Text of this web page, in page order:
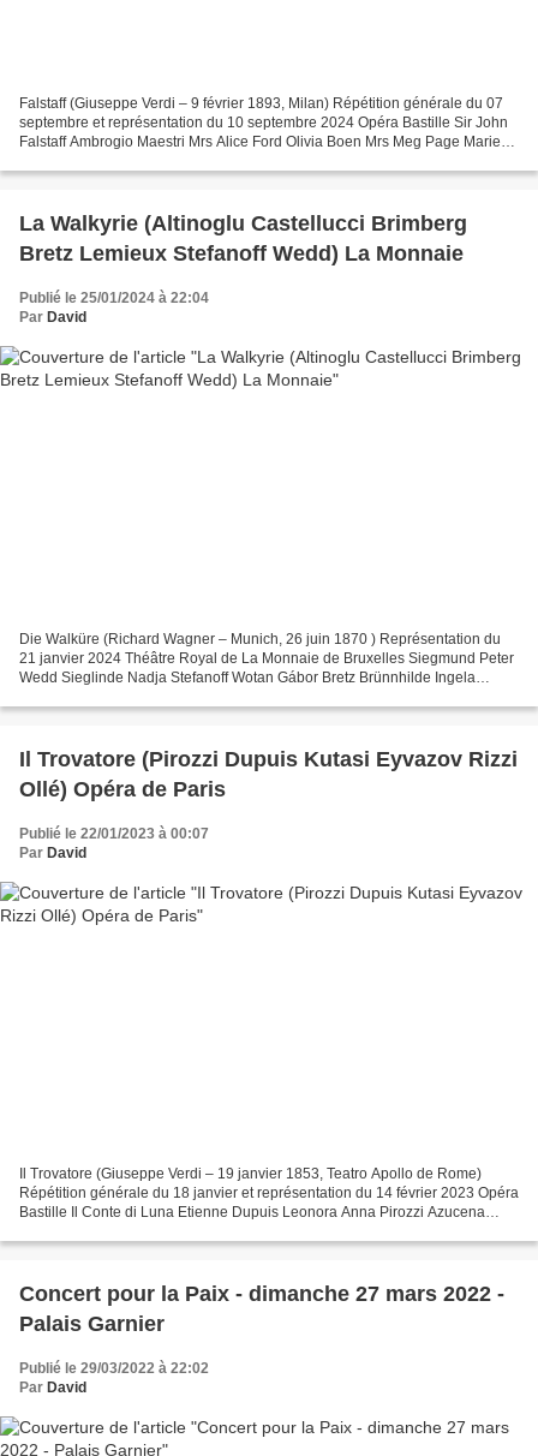
Falstaff (Giuseppe Verdi – 9 février 1893, Milan) Répétition générale du 07
septembre et représentation du 10 septembre 2024 Opéra Bastille Sir John
Falstaff Ambrogio Maestri Mrs Alice Ford Olivia Boen Mrs Meg Page Marie-
La Walkyrie (Altinoglu Castellucci Brimberg
Bretz Lemieux Stefanoff Wedd) La Monnaie
Publié le 25/01/2024 à 22:04
Par David
Die Walküre (Richard Wagner – Munich, 26 juin 1870 ) Représentation du
21 janvier 2024 Théâtre Royal de La Monnaie de Bruxelles Siegmund Peter
Wedd Sieglinde Nadja Stefanoff Wotan Gábor Bretz Brünnhilde Ingela
Il Trovatore (Pirozzi Dupuis Kutasi Eyvazov Rizzi
Ollé) Opéra de Paris
Publié le 22/01/2023 à 00:07
Par David
Il Trovatore (Giuseppe Verdi – 19 janvier 1853, Teatro Apollo de Rome)
Répétition générale du 18 janvier et représentation du 14 février 2023 Opéra
Bastille Il Conte di Luna Etienne Dupuis Leonora Anna Pirozzi Azucena
Concert pour la Paix - dimanche 27 mars 2022 -
Palais Garnier
Publié le 29/03/2022 à 22:02
Par David